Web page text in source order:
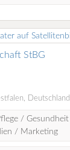
StBG
Deutschland
/ Gesundheit
/ Marketing